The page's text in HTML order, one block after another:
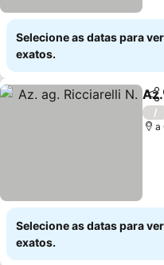
Selecione as datas para
exatos.
/
a
Selecione as datas para
exatos.